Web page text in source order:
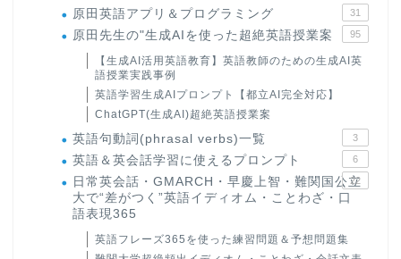
原田英語アプリ＆プログラミング 31
原田先生の"生成AIを使った超絶英語授業案 95
【生成AI活用英語教育】英語教師のための生成AI英
語授業実践事例
英語学習生成AIプロンプト【都立AI完全対応】
ChatGPT(生成AI)超絶英語授業案
英語句動詞(phrasal verbs)一覧 3
英語＆英会話学習に使えるプロンプト 6
日常英会話・GMARCH・早慶上智・難関国公立
大で“差がつく”英語イディオム・ことわざ・口
語表現365
22
英語フレーズ365を使った練習問題＆予想問題集